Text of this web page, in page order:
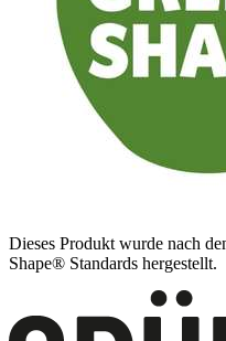
Dieses Produkt wurde nach
Shape® Standards hergestellt.